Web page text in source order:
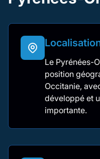
Le Pyrénées-
position
Occitanie,
développé et
importante.